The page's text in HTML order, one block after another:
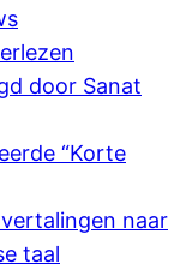
door Sanat
“Korte
naar
taal